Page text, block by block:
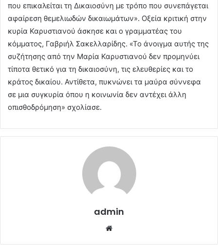
που επικαλείται τη Δικαιοσύνη με τρόπο που συνεπάγεται
αφαίρεση θεμελιωδών δικαιωμάτων». Οξεία κριτική στην
κυρία Καρυστιανού άσκησε και ο γραμματέας του
κόμματος, Γαβριήλ Σακελλαρίδης. «Το άνοιγμα αυτής της
συζήτησης από την Μαρία Καρυστιανού δεν προμηνύει
τίποτα θετικό για τη δικαιοσύνη, τις ελευθερίες και το
κράτος δικαίου. Αντίθετα, πυκνώνει τα μαύρα σύννεφα
σε μια συγκυρία όπου η κοινωνία δεν αντέχει άλλη
οπισθοδρόμηση» σχολίασε.
admin